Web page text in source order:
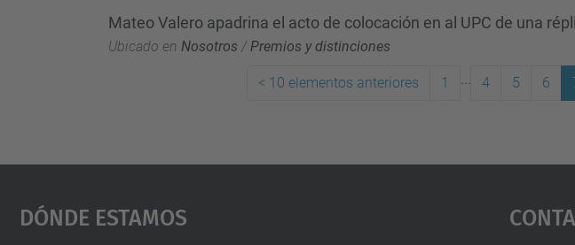
Mateo Valero apadrina el acto de colocación en al UPC de una
Ubicado en Nosotros /Premios y distinciones
< 10 elementos anteriores 1 4 5 6
Dónde Estamos